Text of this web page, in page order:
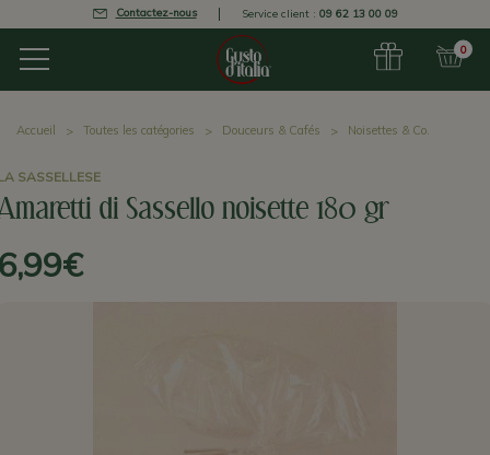
Contactez-nous Service client : 09 62 13 00 09
0
Accueil Toutes les catégories Douceurs & Cafés Noisettes & Co.
SASSELLESE
di Sassello noisette 180 gr